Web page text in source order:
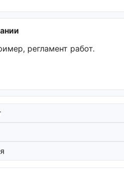
регламент работ.